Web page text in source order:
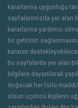
kararlarına uygunluğu
sayfalarımızda yer alan
kararlarına yardımcı
bir getirinin
kararını
bu sayfalarda yer alan
bilgilere dayanılarak
doğacak her türlü
olsun üçüncü kişilerin